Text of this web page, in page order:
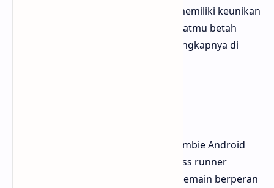
Google Play Store. Semua game ini memiliki keunikan
tersendiri dan pastinya akan membuatmu betah
bermain berjam-jam. Simak daftar lengkapnya di
Into the Dead 2 merupakan game zombie Android
yang menggabungkan elemen endless runner
dengan tembak-menembak intens. Pemain berperan